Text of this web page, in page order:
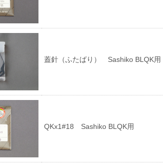
蓋針（ふたばり） Sashiko BLQK用
QKx1#18 Sashiko BLQK用